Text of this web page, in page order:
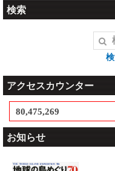
検索
アクセスカウンター
80,475,269
お知らせ